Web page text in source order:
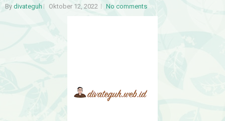
By divateguh Oktober 12, 2022 No comments